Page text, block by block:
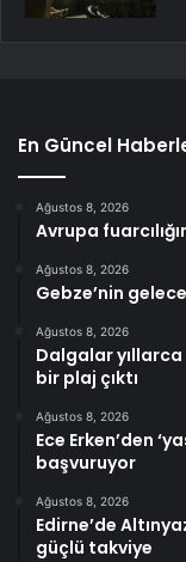
En Güncel
Ağustos 8, 2026
Avrupa
Ağustos 8, 2026
Gebze’nin
Ağustos 8, 2026
Dalgalar
bir plaj çıktı
Ağustos 8, 2026
Ece Erken’den
başvuruyor
Ağustos 8, 2026
Edirne’de
güçlü takviye